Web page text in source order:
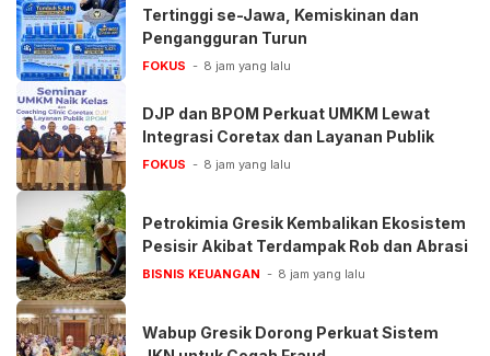
Tertinggi se-Jawa, Kemiskinan dan
Pengangguran Turun
FOKUS 8 jam yang lalu
DJP dan BPOM Perkuat UMKM Lewat
Integrasi Coretax dan Layanan Publik
FOKUS 8 jam yang lalu
Petrokimia Gresik Kembalikan Ekosistem
Pesisir Akibat Terdampak Rob dan Abrasi
BISNIS KEUANGAN 8 jam yang lalu
Wabup Gresik Dorong Perkuat Sistem